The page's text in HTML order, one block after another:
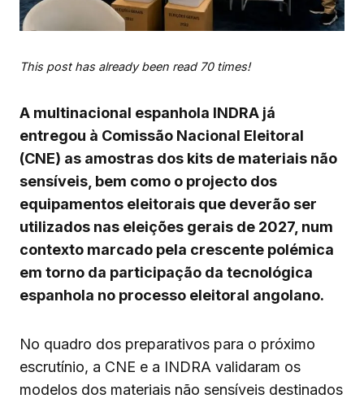
This post has already been read 70 times!
A multinacional espanhola INDRA já
entregou à Comissão Nacional Eleitoral
(CNE) as amostras dos kits de materiais não
sensíveis, bem como o projecto dos
equipamentos eleitorais que deverão ser
utilizados nas eleições gerais de 2027, num
contexto marcado pela crescente polémica
em torno da participação da tecnológica
espanhola no processo eleitoral angolano.
No quadro dos preparativos para o próximo
escrutínio, a CNE e a INDRA validaram os
modelos dos materiais não sensíveis destinados